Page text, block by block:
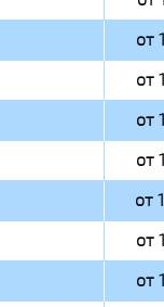
от
от
от
от
от
от
от